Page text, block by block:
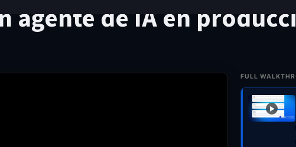
agente de IA en
FULL
▶